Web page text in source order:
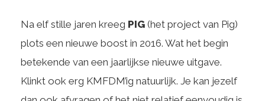
Na elf stille jaren kreeg PIG (het project van Pig)
plots een nieuwe boost in 2016. Wat het begin
betekende van een jaarlijkse nieuwe uitgave.
Klinkt ook erg KMFDM’ig natuurlijk. Je kan jezelf